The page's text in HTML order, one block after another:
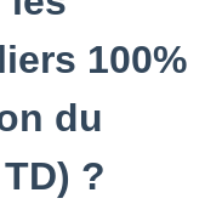
100%
du
?